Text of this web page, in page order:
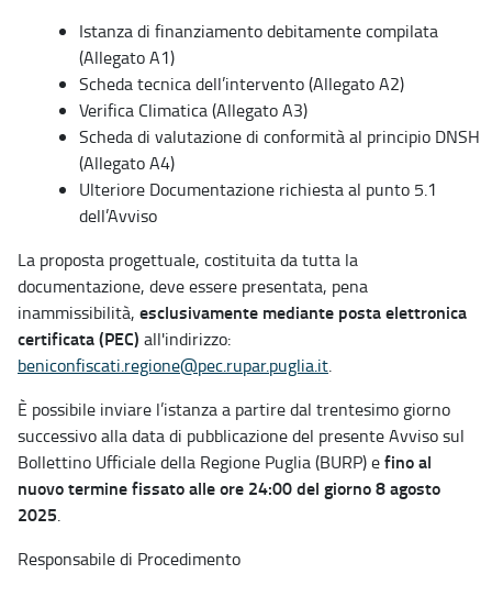
Istanza di finanziamento debitamente compilata
(Allegato A1)
Scheda tecnica dell’intervento (Allegato A2)
Verifica Climatica (Allegato A3)
Scheda di valutazione di conformità al principio DNSH
(Allegato A4)
Ulteriore Documentazione richiesta al punto 5.1
dell’Avviso
La proposta progettuale, costituita da tutta la
documentazione, deve essere presentata, pena
inammissibilità, esclusivamente mediante posta elettronica
certificata (PEC) all'indirizzo:
beniconfiscati.regione@pec.rupar.puglia.it.
È possibile inviare l’istanza a partire dal trentesimo giorno
successivo alla data di pubblicazione del presente Avviso sul
Bollettino Ufficiale della Regione Puglia (BURP) efino al
nuovo termine fissato alle ore 24:00 del giorno 8 agosto
2025.
Responsabile di Procedimento